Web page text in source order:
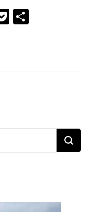
Pocket